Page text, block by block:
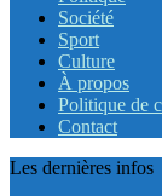
Société
Sport
Culture
À propos
Politique de
Contact
Les dernières infos